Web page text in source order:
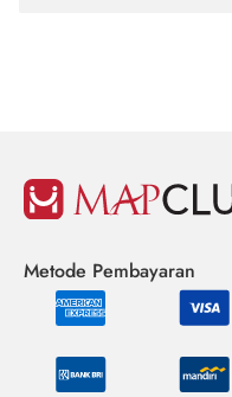
Metode Pembayaran